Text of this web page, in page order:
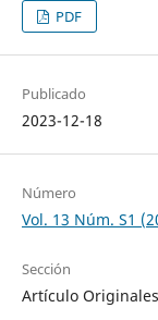
PDF
Publicado
2023-12-18
Número
Vol. 13 Núm. S1
Sección
Artículo Originales